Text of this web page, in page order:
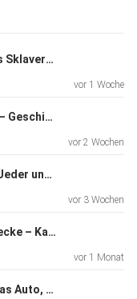
Wie aber
von ganz
Audimax: Michael Esfeld – Das Sklaverei-Dilemma und die Sokrates-Haltung
vor 1 Woche
Audimax: Friedrich Pohlmann – Geschichtspolitik in Deutschland. Vom „Historikerstreit“ bis zur Gegenwart
vor 2 Wochen
Audimax: Helmut Berschin – „Jeder und jede ist seines oder ihres Glückes Schmied*in“
vor 3 Wochen
Audimax: Horst-Joachim Lüdecke – Kampf gegen die Physik, warum die deutsche Energiewende scheitert
vor 1 Monat
Audimax: Peter J. Brenner – Das Auto, Streitobjekt im Kulturkampf